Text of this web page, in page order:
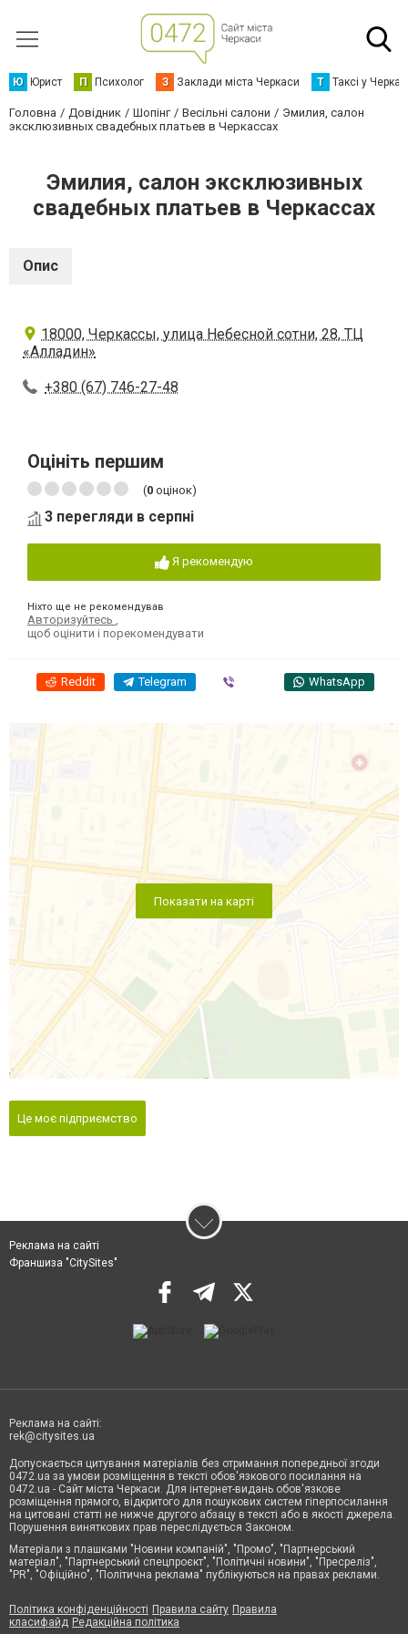
Ю Юрист П Психолог З Заклади міста Черкаси Т Таксі у
Головна Довідник Шопінг Весільні салони
Эмилия, салон
эксклюзивных свадебных платьев в Черкассах
Эмилия, салон эксклюзивных
свадебных платьев в Черкассах
Опис
18000, Черкассы, улица Небесной сотни, 28, ТЦ
«Алладин»
+380 (67) 746-27-48
Оцініть першим
(0 оцінок)
3 перегляди в серпні
Я рекомендую
Ніхто ще не рекомендував
Авторизуйтесь
щоб оцінити і порекомендувати
Reddit Telegram WhatsApp
Показати на карті
Це моє підприємство
Реклама на сайті
Франшиза "CitySites"
Реклама на сайті:
rek@citysites.ua
Допускається цитування матеріалів без отримання попередньої згоди
0472.ua за умови розміщення в тексті обов'язкового посилання на
0472.ua - Сайт міста Черкаси. Для інтернет-видань обов'язкове
розміщення прямого, відкритого для пошукових систем гіперпосилання
на цитовані статті не нижче другого абзацу в тексті або в якості джерела.
Порушення виняткових прав переслідується Законом.
Матеріали з плашками "Новини компаній", "Промо", "Партнерський
матеріал", "Партнерський спецпроєкт", "Політичні новини", "Пресреліз",
"PR", "Офіційно", "Політична реклама" публікуються на правах реклами.
Політика конфіденційності Правила сайту Правила
класифайд Редакційна політика